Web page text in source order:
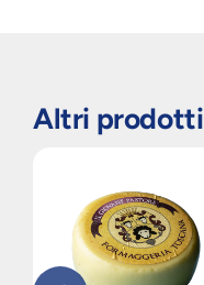
Altri prodotti